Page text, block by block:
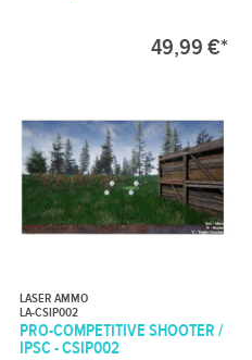
49,99 €*
LASER AMMO
LA-CSIP002
PRO-COMPETITIVE SHOOTER /
IPSC - CSIP002